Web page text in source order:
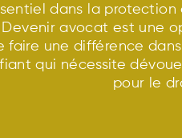
dans la
Devenir avocat est une
faire une différence
qui nécessite
pour le